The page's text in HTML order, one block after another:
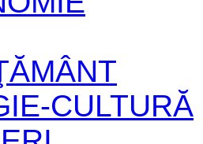
CULTURĂ